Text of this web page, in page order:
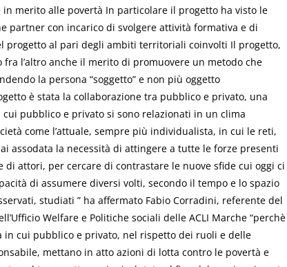
merito alle povertà In particolare il progetto ha visto le
partner con incarico di svolgere attività formativa e di
progetto al pari degli ambiti territoriali coinvolti Il progetto,
l’altro anche il merito di promuovere un metodo che
la persona “soggetto” e non più oggetto
è stata la collaborazione tra pubblico e privato, una
pubblico e privato si sono relazionati in un clima
come l’attuale, sempre più individualista, in cui le reti,
assodata la necessità di attingere a tutte le forze presenti
attori, per cercare di contrastare le nuove sfide cui oggi ci
di assumere diversi volti, secondo il tempo e lo spazio
studiati ” ha affermato Fabio Corradini, referente del
Welfare e Politiche sociali delle ACLI Marche “perchè
cui pubblico e privato, nel rispetto dei ruoli e delle
mettano in atto azioni di lotta contro le povertà e